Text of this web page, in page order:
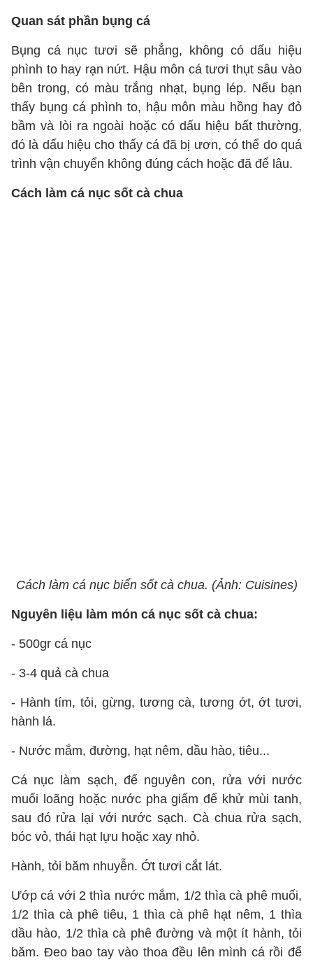
Quan sát phần bụng cá
Bụng cá nục tươi sẽ phẳng, không có dấu hiệu
phình to hay rạn nứt. Hậu môn cá tươi thụt sâu vào
bên trong, có màu trắng nhạt, bụng lép. Nếu bạn
thấy bụng cá phình to, hậu môn màu hồng hay đỏ
bầm và lòi ra ngoài hoặc có dấu hiệu bất thường,
đó là dấu hiệu cho thấy cá đã bị ươn, có thể do quá
trình vận chuyển không đúng cách hoặc đã để lâu.
Cách làm cá nục sốt cà chua
Cách làm cá nục biển sốt cà chua. (Ảnh: Cuisines)
Nguyên liệu làm món cá nục sốt cà chua:
- 500gr cá nục
- 3-4 quả cà chua
- Hành tím, tỏi, gừng, tương cà, tương ớt, ớt tươi,
hành lá.
- Nước mắm, đường, hạt nêm, dầu hào, tiêu...
Cá nục làm sạch, để nguyên con, rửa với nước
muối loãng hoặc nước pha giấm để khử mùi tanh,
sau đó rửa lại với nước sạch. Cà chua rửa sạch,
bóc vỏ, thái hạt lựu hoặc xay nhỏ.
Hành, tỏi băm nhuyễn. Ớt tươi cắt lát.
Ướp cá với 2 thìa nước mắm, 1/2 thìa cà phê muối,
1/2 thìa cà phê tiêu, 1 thìa cà phê hạt nêm, 1 thìa
dầu hào, 1/2 thìa cà phê đường và một ít hành, tỏi
băm. Đeo bao tay vào thoa đều lên mình cá rồi để